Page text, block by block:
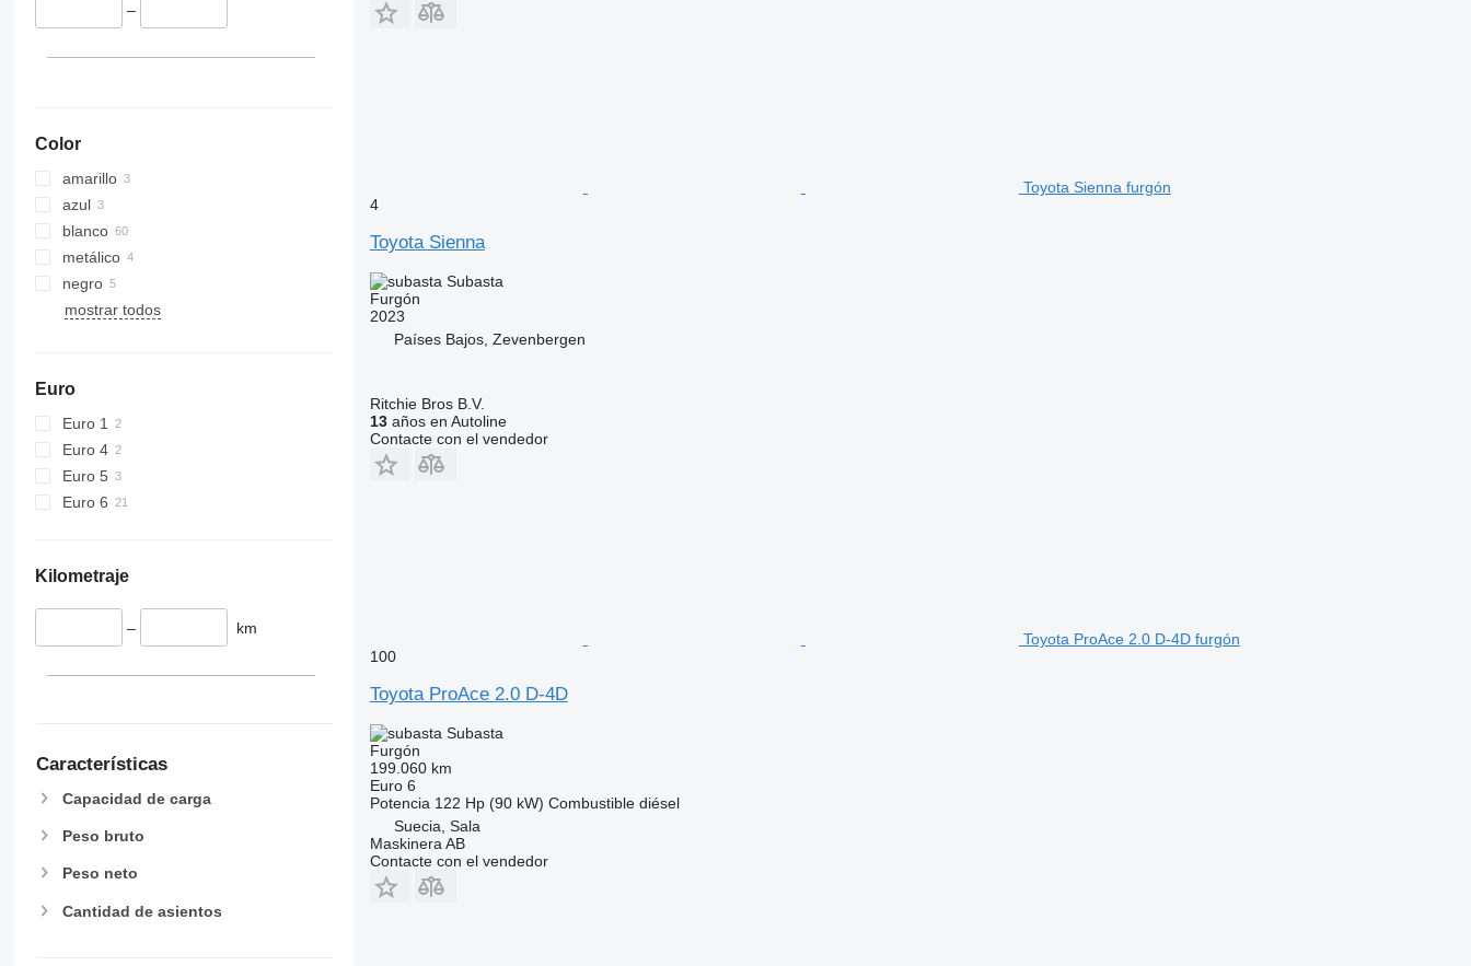
–
Color
amarillo
azul
blanco
metálico
negro
mostrar todos
Euro
Euro 1
Euro 4
Euro 5
Euro 6
Kilometraje
– km
Características
Capacidad de carga
Peso bruto
Peso neto
Cantidad de asientos
Toyota Sienna furgón
4
Toyota Sienna
Subasta
Furgón
2023
Países Bajos, Zevenbergen
Ritchie Bros B.V.
13años en Autoline
Contacte con el vendedor
Toyota ProAce 2.0 D-4D furgón
100
Toyota ProAce 2.0 D-4D
Subasta
Furgón
199.060 km
Euro 6
Potencia 122 Hp (90 kW) Combustible diésel
Suecia, Sala
Maskinera AB
Contacte con el vendedor